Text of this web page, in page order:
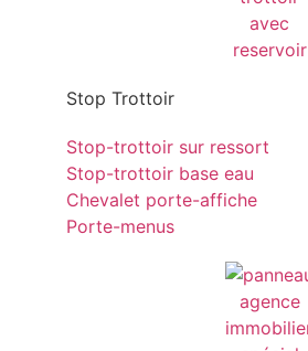
Stop Trottoir
Stop-trottoir sur ressort
Stop-trottoir base eau
Chevalet porte-affiche
Porte-menus